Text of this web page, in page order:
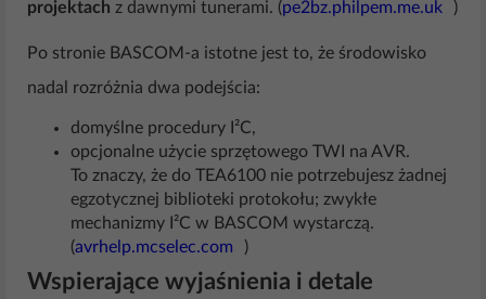
projektach z dawnymi tunerami. (pe2bz.philpem.me.uk )
Po stronie BASCOM-a istotne jest to, że środowisko
nadal rozróżnia dwa podejścia:
domyślne procedury I²C,
opcjonalne użycie sprzętowego TWI na AVR.
To znaczy, że do TEA6100 nie potrzebujesz żadnej
egzotycznej biblioteki protokołu; zwykłe
mechanizmy I²C w BASCOM wystarczą.
(avrhelp.mcselec.com )
Wspierające wyjaśnienia i detale